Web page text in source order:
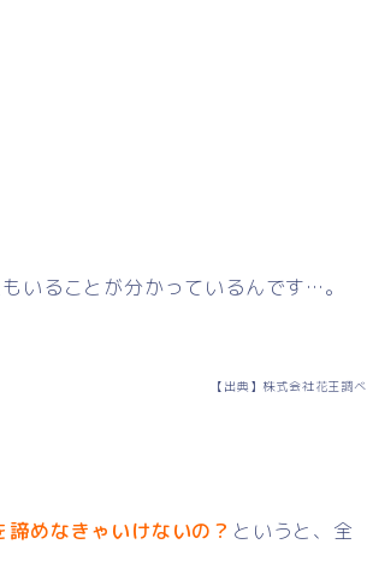
いることが分かっているんです…。
【出典】株式会社花王調べ
諦めなきゃいけないの？ というと、全